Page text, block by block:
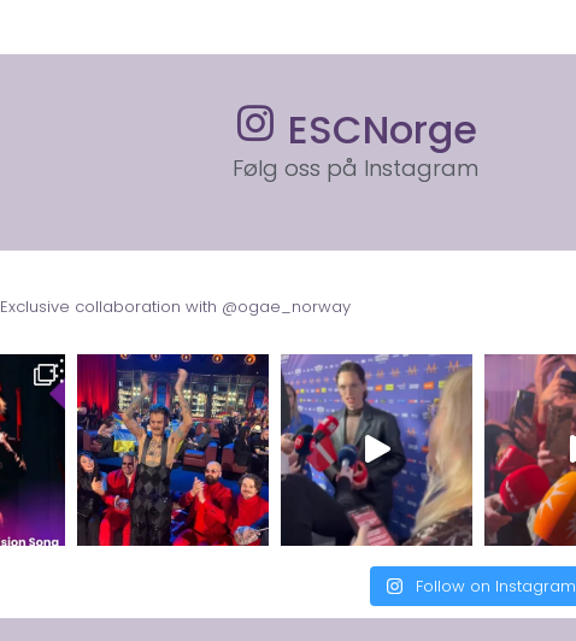
ESCNorge
Følg oss på Instagram
Exclusive collaboration with @ogae_norway
Follow on Instagram